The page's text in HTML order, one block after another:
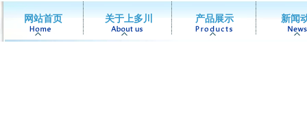
网站首页 关于上多川 产品展示 新闻